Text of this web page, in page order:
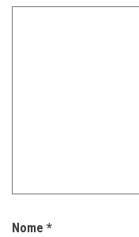
Nome *